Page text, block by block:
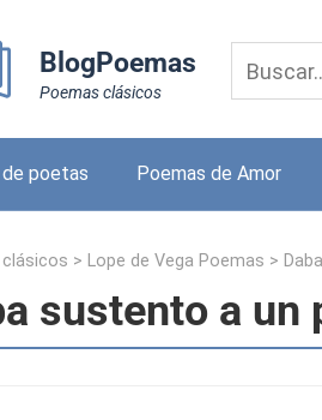
BlogPoemas
Poemas clásicos
poetas Poemas de Amor
> Lope de Vega Poemas >
sustento a un